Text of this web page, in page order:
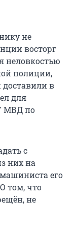
не
восторг
неловкостью
полиции,
в
для
МВД по
с
них на
его
том, что
не